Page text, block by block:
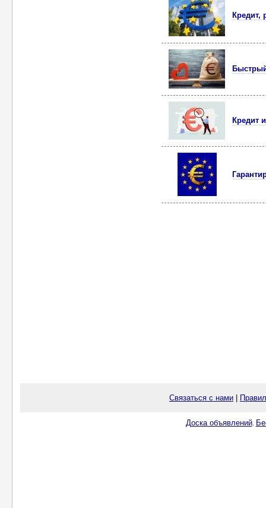
Кредит,
Кредит
Связаться с нами
Доска объявлений.